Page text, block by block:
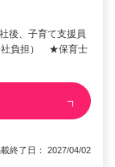
後、子育て支援員
社負担） ★保育士
終了日： 2027/04/02